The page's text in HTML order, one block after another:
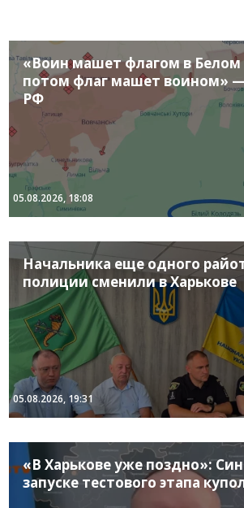
«Воин машет флагом в Белом
потом флаг машет воином»
РФ
05.08.2026, 18:08
Начальника еще одного
полиции сменили в Харькове
05.08.2026, 19:31
«В Харькове уже поздно»:
запуске тестового этапа